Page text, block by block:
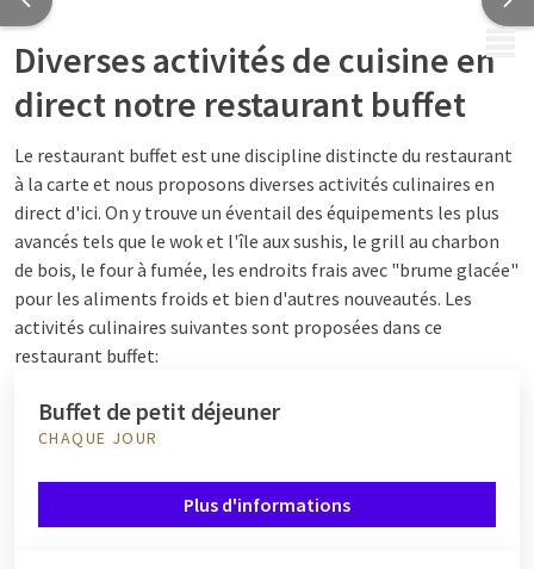
Diverses activités de cuisine en
direct notre restaurant buffet
Le restaurant buffet est une discipline distincte du restaurant
à la carte et nous proposons diverses activités culinaires en
direct d'ici. On y trouve un éventail des équipements les plus
avancés tels que le wok et l'île aux sushis, le grill au charbon
de bois, le four à fumée, les endroits frais avec "brume glacée"
pour les aliments froids et bien d'autres nouveautés. Les
activités culinaires suivantes sont proposées dans ce
restaurant buffet:
Buffet de petit déjeuner
CHAQUE JOUR
Plus d'informations